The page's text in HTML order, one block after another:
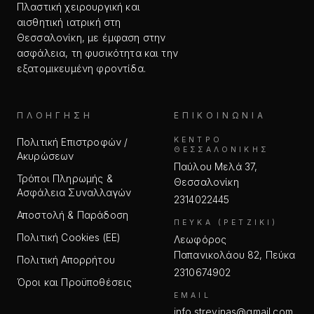
Πλαστική χειρουργική και
αισθητική ιατρική στη
Θεσσαλονίκη, με έμφαση στην
ασφάλεια, τη φυσικότητα και την
εξατομικευμένη φροντίδα.
ΠΛΟΉΓΗΣΗ
Πολιτική Επιστροφών /
Ακυρώσεων
Τρόποι Πληρωμής &
Ασφάλεια Συναλλαγών
Αποστολή & Παράδοση
Πολιτική Cookies (ΕΕ)
Πολιτική Απορρήτου
Όροι και Προϋποθέσεις
ΕΠΙΚΟΙΝΩΝΊΑ
ΚΈΝΤΡΟ
ΘΕΣΣΑΛΟΝΊΚΗΣ
Παύλου Μελά 37,
Θεσσαλονίκη
2314022445
ΠΕΎΚΑ (ΡΕΤΖΊΚΙ)
Λεωφόρος
Παπανικολάου 82, Πεύκα
2310674902
EMAIL
info.strevinas@gmail.com